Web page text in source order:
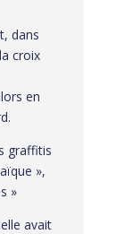
dans
croix
en
graffitis
»,
»
avait